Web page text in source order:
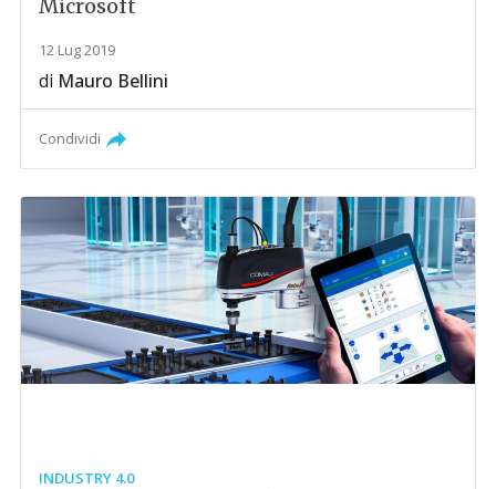
Microsoft
12 Lug 2019
di Mauro Bellini
Condividi
INDUSTRY 4.0